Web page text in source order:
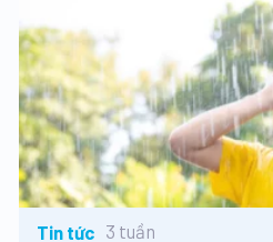
Tin tức 3 tuần